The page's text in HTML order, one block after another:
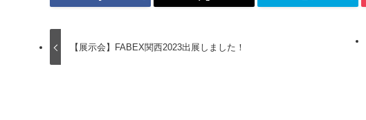
【展示会】FABEX関西2023出展しました！